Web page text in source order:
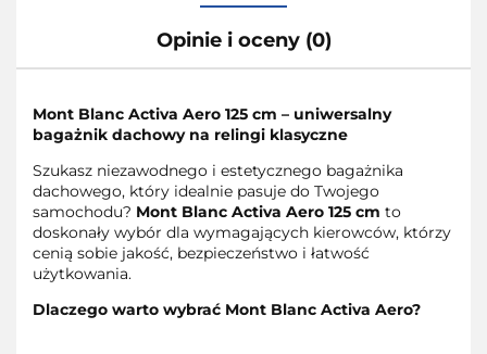
Opinie i oceny (0)
Mont Blanc Activa Aero 125 cm – uniwersalny
bagażnik dachowy na relingi klasyczne
Szukasz niezawodnego i estetycznego bagażnika
dachowego, który idealnie pasuje do Twojego
samochodu? Mont Blanc Activa Aero 125 cm to
doskonały wybór dla wymagających kierowców, którzy
cenią sobie jakość, bezpieczeństwo i łatwość
użytkowania.
Dlaczego warto wybrać Mont Blanc Activa Aero?